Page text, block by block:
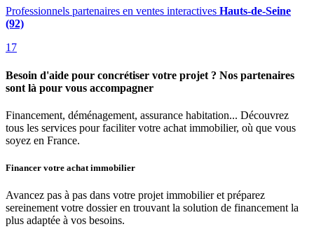
Professionnels partenaires en ventes interactives Hauts-de-Seine
(92)
17
Besoin d'aide pour concrétiser votre projet ? Nos partenaires
sont là pour vous accompagner
Financement, déménagement, assurance habitation... Découvrez
tous les services pour faciliter votre achat immobilier, où que vous
soyez en France.
Financer votre achat immobilier
Avancez pas à pas dans votre projet immobilier et préparez
sereinement votre dossier en trouvant la solution de financement la
plus adaptée à vos besoins.